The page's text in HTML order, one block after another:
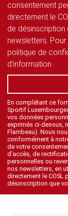
consentement
directement le
de désinscription
newsletters.
politique de
d'information.
En complétant ce
Sportif
vos données
exprimés ci-dessus,
Flambeau). Nous
conformément à
de votre
d’accès, de
personnelles ou
nos newsletters, en
directement le COSL
désinscription que